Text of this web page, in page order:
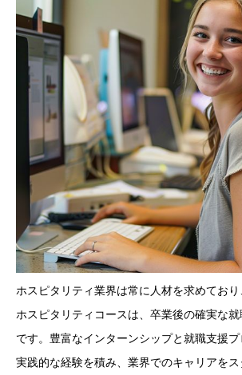
ホスピタリティ業界は常に人材を求めてお
ホスピタリティコースは、卒業後の確実な
です。豊富なインターンシップと就職支援プ
実践的な経験を積み、業界でのキャリアを